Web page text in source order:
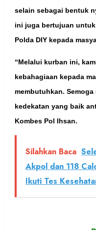
selain sebagai bentuk
ini juga bertujuan
Polda DIY kepada
“Melalui kurban ini,
kebahagiaan kepada
membutuhkan.
kedekatan yang baik
Kombes Pol Ihsan.
Silahkan Baca
Akpol dan 118
Ikuti Tes